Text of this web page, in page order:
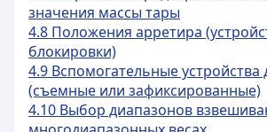
значения массы тары
4.8 Положения арретира
блокировки)
4.9 Вспомогательные устройства
(съемные или зафиксированные)
4.10 Выбор диапазонов